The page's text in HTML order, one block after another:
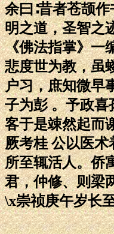
余曰∶昔者苍颉
明之道，圣智之
《佛法指掌》一
悲度世为教，虽
户习，庶知微早
子为彭 。予政
客于是竦然起而
厥考桂 公以医
所至辄活人。侨
君，仲修、则梁
\x崇祯庚午岁长